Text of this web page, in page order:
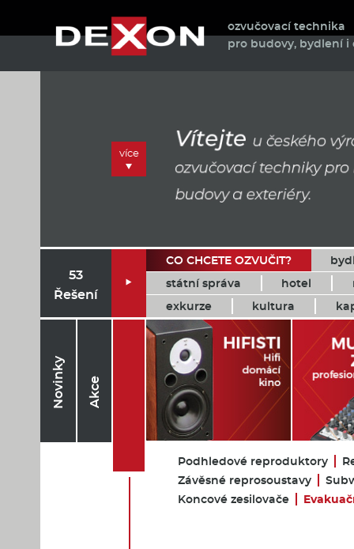
ozvučovací technika
pro budovy, bydlení i
více
53
Řešení

CO CHCETE OZVUČIT?
státní správa
hotel
exkurze
kultura
Novinky Akce
Podhledové reproduktory
Závěsné reprosoustavy
Koncové zesilovače